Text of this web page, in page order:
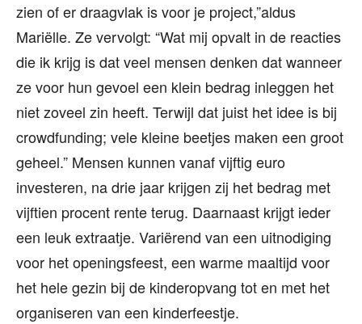
zien of er draagvlak is voor je project,”aldus
Mariëlle. Ze vervolgt: “Wat mij opvalt in de reacties
die ik krijg is dat veel mensen denken dat wanneer
ze voor hun gevoel een klein bedrag inleggen het
niet zoveel zin heeft. Terwijl dat juist het idee is bij
crowdfunding; vele kleine beetjes maken een groot
geheel.” Mensen kunnen vanaf vijftig euro
investeren, na drie jaar krijgen zij het bedrag met
vijftien procent rente terug. Daarnaast krijgt ieder
een leuk extraatje. Variërend van een uitnodiging
voor het openingsfeest, een warme maaltijd voor
het hele gezin bij de kinderopvang tot en met het
organiseren van een kinderfeestje.